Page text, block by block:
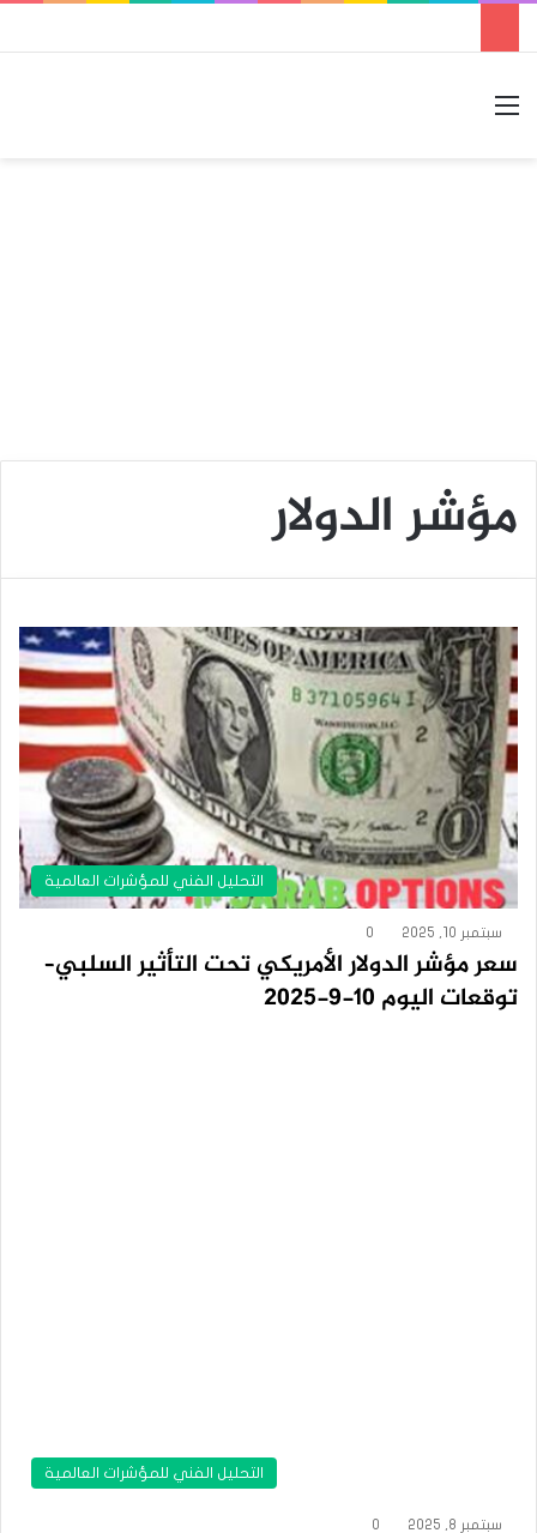
مؤشر الدولار
التحليل الفني للمؤشرات العالمية
سبتمبر 10, 2025 0
سعر مؤشر الدولار الأمريكي تحت التأثير السلبي–
توقعات اليوم 10-9-2025
التحليل الفني للمؤشرات العالمية
سبتمبر 8, 2025 0